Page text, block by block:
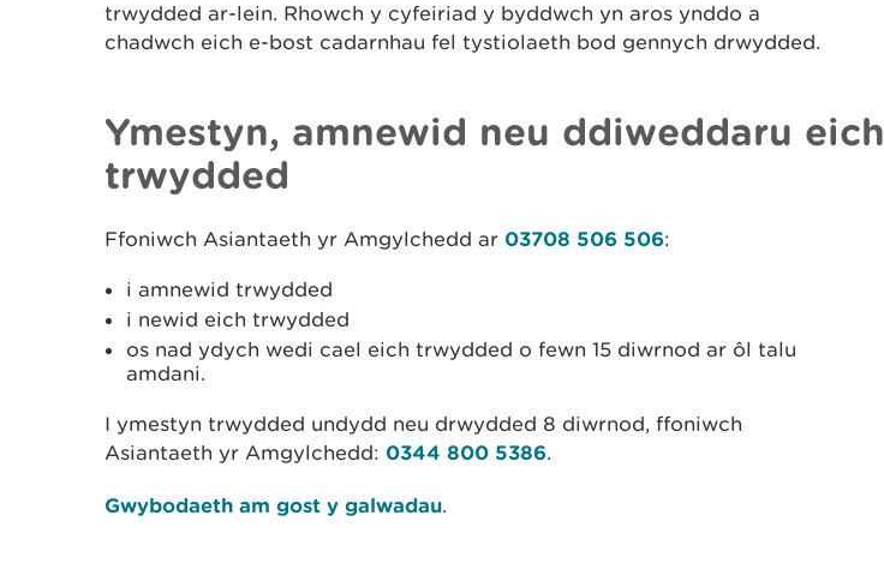
trwydded ar-lein. Rhowch y cyfeiriad y byddwch yn aros ynddo a
chadwch eich e-bost cadarnhau fel tystiolaeth bod gennych drwydded.
Ymestyn, amnewid neu ddiweddaru eich
trwydded
Ffoniwch Asiantaeth yr Amgylchedd ar 03708 506 506:
i amnewid trwydded
i newid eich trwydded
os nad ydych wedi cael eich trwydded o fewn 15 diwrnod ar ôl talu
amdani.
I ymestyn trwydded undydd neu drwydded 8 diwrnod, ffoniwch
Asiantaeth yr Amgylchedd: 0344 800 5386.
Gwybodaeth am gost y galwadau.